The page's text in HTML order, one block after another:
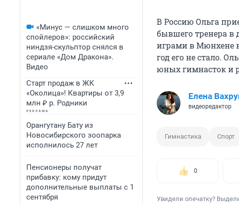
«Минус — слишком много
спойлеров»: российский
ниндзя-скульптор снялся в
сериале «Дом Дракона».
Видео
Старт продаж в ЖК
«Околица»! Квартиры от 3,9
млн ₽ р. Родники
Орангутану Бату из
Новосибирского зоопарка
исполнилось 27 лет
Пенсионеры получат
прибавку: кому придут
дополнительные выплаты с 1
сентября
В Россию Ольга
бывшего тренера в
играми в Мюнхене
год его не стало.
юных гимнасток и
Елена
видеоредактор
Гимнастика Спорт
0
Увидели опечатку?